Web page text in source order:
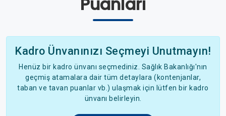
Kadro Ünvanınızı Seçmeyi Unutmayın!
Henüz bir kadro ünvanı seçmediniz. Sağlık Bakanlığı'nın
geçmiş atamalara dair tüm detaylara (kontenjanlar,
taban ve tavan puanlar vb.) ulaşmak için lütfen bir kadro
ünvanı belirleyin.